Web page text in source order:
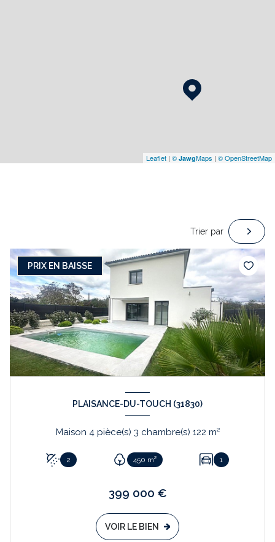
Leaflet | © JawgMaps | © OpenStreetMap
Trier par
PRIX EN BAISSE
PLAISANCE-DU-TOUCH (31830)
Maison 4 pièce(s) 3 chambre(s) 122 m²
2 450 m² 1
399 000 €
VOIR LE BIEN